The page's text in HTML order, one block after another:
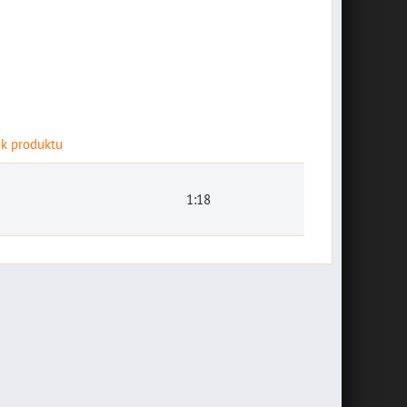
produktu
1:18
majú vôbec málo nástrojov v
závesná plechová tabuľa